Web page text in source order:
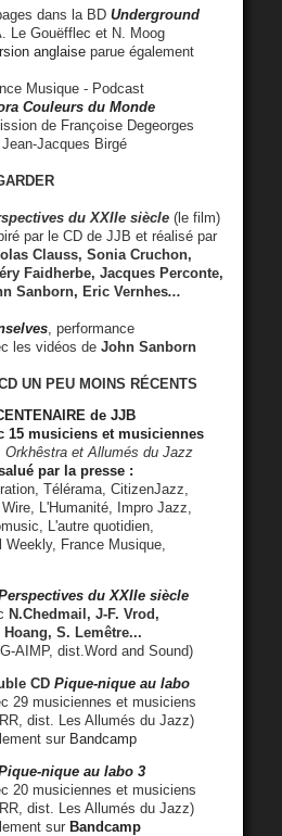
dans la BD Underground
Le Gouëfflec et N. Moog
anglaise parue également
Musique - Podcast
Couleurs du Monde
de Françoise Degeorges
Jacques Birgé
du XXIIe siècle (le film)
par le CD de JJB et réalisé par
Clauss, Sonia Cruchon,
Faidherbe, Jacques Perconte,
Sanborn, Eric Vernhes...
, performance
les vidéos de John Sanborn
UN PEU MOINS RÉCENTS
de JJB
15 musiciens et musiciennes
Orkhêstra et Allumés du Jazz
par la presse :
Télérama, CitizenJazz,
L'Humanité, Impro Jazz,
L'autre quotidien,
Weekly, France Musique,
du XXIIe siècle
N.Chedmail, J-F. Vrod,
Hoang, S. Lemêtre...
AIMP, dist.Word and Sound)
CD Pique-nique au labo
29 musiciennes et musiciens
dist. Les Allumés du Jazz)
sur Bandcamp
nique au labo 3
20 musiciennes et musiciens
dist. Les Allumés du Jazz)
sur Bandcamp